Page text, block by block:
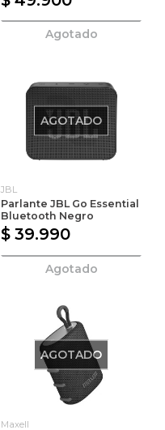
Agotado
AGOTADO
JBL
Parlante JBL Go Essential
Bluetooth Negro
$ 39.990
Agotado
AGOTADO
Maxell